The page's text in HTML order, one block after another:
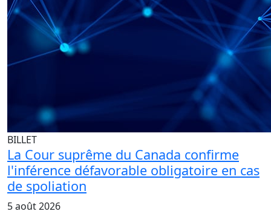
BILLET
La Cour suprême du Canada confirme
l'inférence défavorable obligatoire en cas
de spoliation
5 août 2026